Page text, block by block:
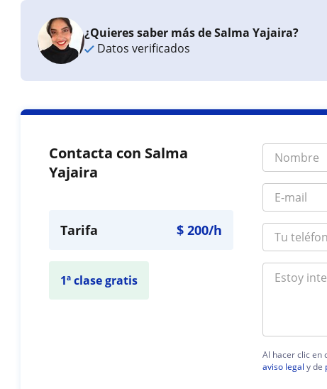
¿Quieres saber más de Salma Yajaira?
Datos verificados
Contacta con Salma
Yajaira
Tarifa $200/h
1ª clase gratis
Al hacer clic en
aviso legal y de